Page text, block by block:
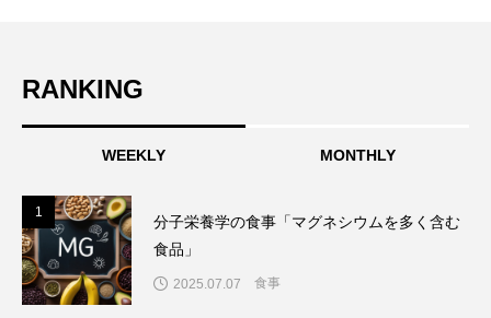
RANKING
WEEKLY MONTHLY
1
分子栄養学の食事「マグネシウムを多く含む
食品」
2025.07.07 食事